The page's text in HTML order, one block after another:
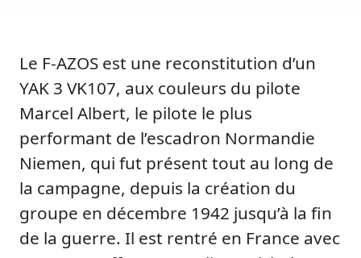
Le F-AZOS est une reconstitution d’un
YAK 3 VK107, aux couleurs du pilote
Marcel Albert, le pilote le plus
performant de l’escadron Normandie
Niemen, qui fut présent tout au long de
la campagne, depuis la création du
groupe en décembre 1942 jusqu’à la fin
de la guerre. Il est rentré en France avec